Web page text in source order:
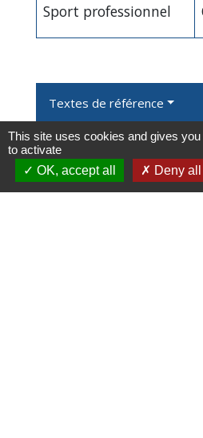
Sport professionnel
Textes de référence
Et aussi
Contrat de travail
This site uses cookies and gives
to activate
OK, accept all
Deny